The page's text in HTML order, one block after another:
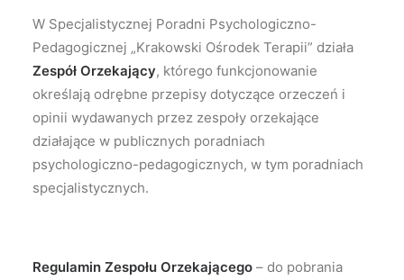
W Specjalistycznej Poradni Psychologiczno-
Pedagogicznej „Krakowski Ośrodek Terapii” działa
Zespół Orzekający, którego funkcjonowanie
określają odrębne przepisy dotyczące orzeczeń i
opinii wydawanych przez zespoły orzekające
działające w publicznych poradniach
psychologiczno-pedagogicznych, w tym poradniach
specjalistycznych.
Regulamin Zespołu Orzekającego – do pobrania